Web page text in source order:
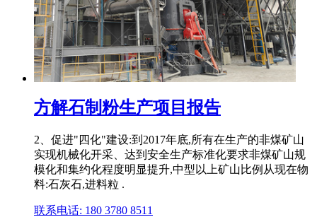
方解石制粉生产项目报告
2、促进"四化"建设:到2017年底,所有在生产的非煤矿山
实现机械化开采、达到安全生产标准化要求非煤矿山规
模化和集约化程度明显提升,中型以上矿山比例从现在物
料:石灰石,进料粒 .
联系电话: 180 3780 8511